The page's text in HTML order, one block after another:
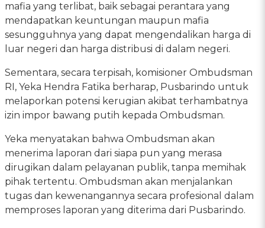
mafia yang terlibat, baik sebagai perantara yang
mendapatkan keuntungan maupun mafia
sesungguhnya yang dapat mengendalikan harga di
luar negeri dan harga distribusi di dalam negeri.
Sementara, secara terpisah, komisioner Ombudsman
RI, Yeka Hendra Fatika berharap, Pusbarindo untuk
melaporkan potensi kerugian akibat terhambatnya
izin impor bawang putih kepada Ombudsman.
Yeka menyatakan bahwa Ombudsman akan
menerima laporan dari siapa pun yang merasa
dirugikan dalam pelayanan publik, tanpa memihak
pihak tertentu. Ombudsman akan menjalankan
tugas dan kewenangannya secara profesional dalam
memproses laporan yang diterima dari Pusbarindo.